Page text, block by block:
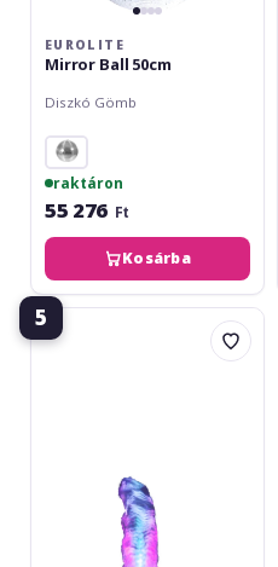
EUROLITE
Mirror Ball 50cm
Diszkó Gömb
raktáron
55 276 Ft
Kosárba
5
Eurolite
LED